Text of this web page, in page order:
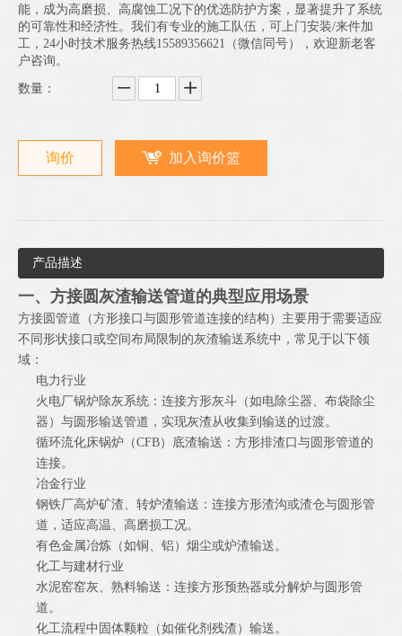
能，成为高磨损、高腐蚀工况下的优选防护方案，显著提升了系统
的可靠性和经济性。我们有专业的施工队伍，可上门安装/来件加
工，24小时技术服务热线15589356621（微信同号），欢迎新老客
户咨询。
数量：
询价 加入询价篮
产品描述
一、方接圆灰渣输送管道的典型应用场景
方接圆管道（方形接口与圆形管道连接的结构）主要用于需要适应
不同形状接口或空间布局限制的灰渣输送系统中，常见于以下领
域：
电力行业
火电厂锅炉除灰系统：连接方形灰斗（如电除尘器、布袋除尘
器）与圆形输送管道，实现灰渣从收集到输送的过渡。
循环流化床锅炉（CFB）底渣输送：方形排渣口与圆形管道的
连接。
冶金行业
钢铁厂高炉矿渣、转炉渣输送：连接方形渣沟或渣仓与圆形管
道，适应高温、高磨损工况。
有色金属冶炼（如铜、铝）烟尘或炉渣输送。
化工与建材行业
水泥窑窑灰、熟料输送：连接方形预热器或分解炉与圆形管
道。
化工流程中固体颗粒（如催化剂残渣）输送。